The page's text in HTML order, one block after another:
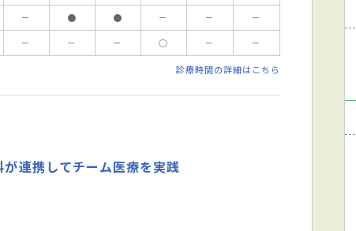
－ ● ● － －
－
－ － － ○ － －
診療時間の詳細はこちら
連携してチーム医療を実践